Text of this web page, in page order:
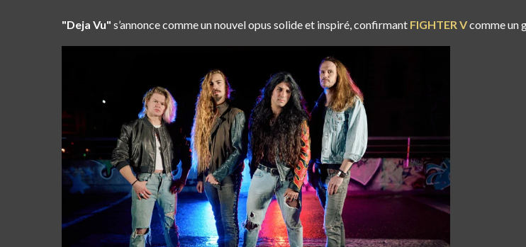
"Deja Vu" s’annonce comme un nouvel opus solide et inspiré, confirmant FIGHTER Vcomme un